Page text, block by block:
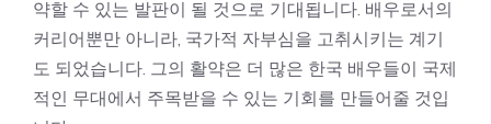
약할 수 있는 발판이 될 것으로 기대됩니다. 배우로서의
커리어뿐만 아니라, 국가적 자부심을 고취시키는 계기
도 되었습니다. 그의 활약은 더 많은 한국 배우들이 국제
적인 무대에서 주목받을 수 있는 기회를 만들어줄 것입